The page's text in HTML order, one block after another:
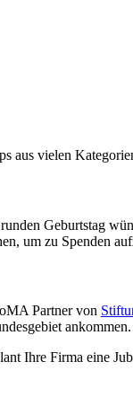
aus vielen
Geburtstag
um zu Spenden
Partner von
ankommen.
Ihre Firma eine